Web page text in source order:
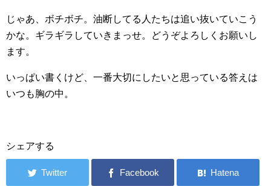
じゃあ、ボチボチ。油断してる人たちは追い抜いていこう
かな。ギラギラしていきまっせ。どうぞよろしくお願いし
ます。
いっぱい書くけど、一番大切にしたいと思っている答えは
いつも胸の中。
シェアする